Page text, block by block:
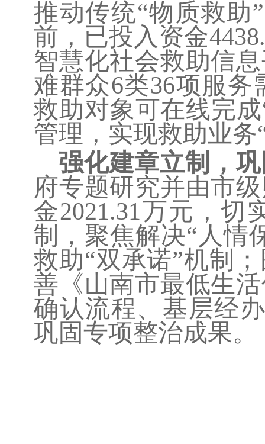
推动传统“物质救助
前，已投入资金
智慧化社会救助信
难群众6类36项服
救助对象可在线完
管理，实现救助业
强化建章立制，
府专题研究并由市
金2021.31万元，切
制，聚焦解决“人情
救助“双承诺”机制
善《山南市最低生
确认流程、基层经
巩固专项整治成果。